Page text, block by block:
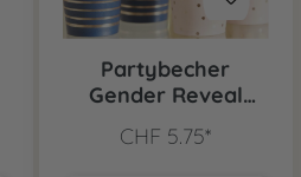
Partybecher
Gender Reveal
Marineblau
CHF 5.75*